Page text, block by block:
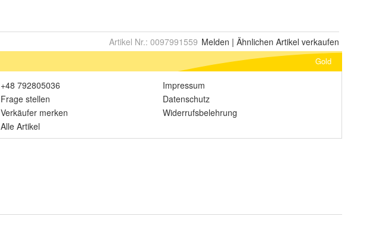
Artikel Nr.: 0097991559 Melden | Ähnlichen Artikel verkaufen
Gold
+48 792805036
Frage stellen
Verkäufer merken
Alle Artikel
Impressum
Datenschutz
Widerrufsbelehrung